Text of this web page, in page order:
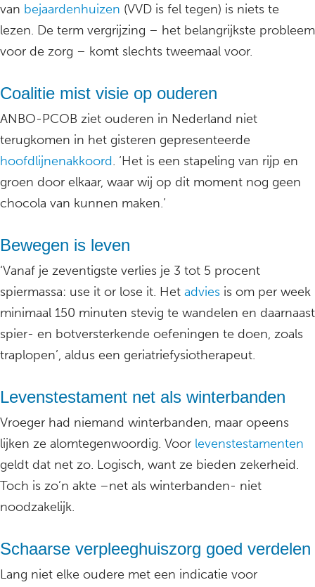
van bejaardenhuizen (VVD is fel tegen) is niets te
lezen. De term vergrijzing – het belangrijkste probleem
voor de zorg – komt slechts tweemaal voor.
Coalitie mist visie op ouderen
ANBO-PCOB ziet ouderen in Nederland niet
terugkomen in het gisteren gepresenteerde
hoofdlijnenakkoord. ‘Het is een stapeling van rijp en
groen door elkaar, waar wij op dit moment nog geen
chocola van kunnen maken.’
Bewegen is leven
‘Vanaf je zeventigste verlies je 3 tot 5 procent
spiermassa: use it or lose it. Het advies is om per week
minimaal 150 minuten stevig te wandelen en daarnaast
spier- en botversterkende oefeningen te doen, zoals
traplopen’, aldus een geriatriefysiotherapeut.
Levenstestament net als winterbanden
Vroeger had niemand winterbanden, maar opeens
lijken ze alomtegenwoordig. Voor levenstestamenten
geldt dat net zo. Logisch, want ze bieden zekerheid.
Toch is zo’n akte –net als winterbanden- niet
noodzakelijk.
Schaarse verpleeghuiszorg goed verdelen
Lang niet elke oudere met een indicatie voor